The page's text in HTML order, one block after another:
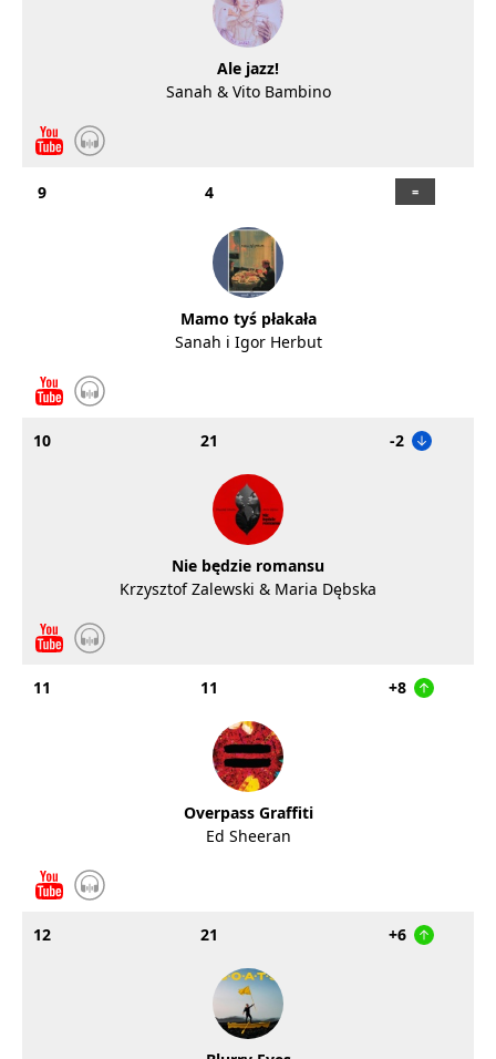
Ale jazz!
Sanah & Vito Bambino
9 4
Mamo tyś płakała
Sanah i Igor Herbut
10 21 -2
Nie będzie romansu
Krzysztof Zalewski & Maria Dębska
11 11 +8
Overpass Graffiti
Ed Sheeran
12 21 +6